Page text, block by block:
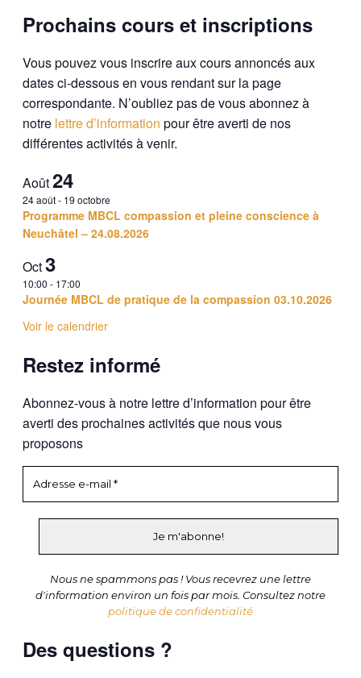
Prochains cours et inscriptions
Vous pouvez vous inscrire aux cours annoncés aux
dates ci-dessous en vous rendant sur la page
correspondante. N’oubliez pas de vous abonnez à
notre lettre d’information pour être averti de nos
différentes activités à venir.
Août 24
24 août- 19 octobre
Programme MBCL compassion et pleine conscience à
Neuchâtel – 24.08.2026
Oct3
10:00 - 17:00
Journée MBCL de pratique de la compassion 03.10.2026
Voir le calendrier
Restez informé
Abonnez-vous à notre lettre d’information pour être
averti des prochaines activités que nous vous
proposons
Nous ne spammons pas ! Vous recevrez une lettre
d'information environ un fois par mois. Consultez notre
politique de confidentialité
Des questions ?